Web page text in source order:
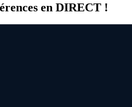
en DIRECT !